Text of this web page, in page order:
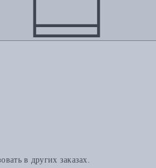
в других заказах.